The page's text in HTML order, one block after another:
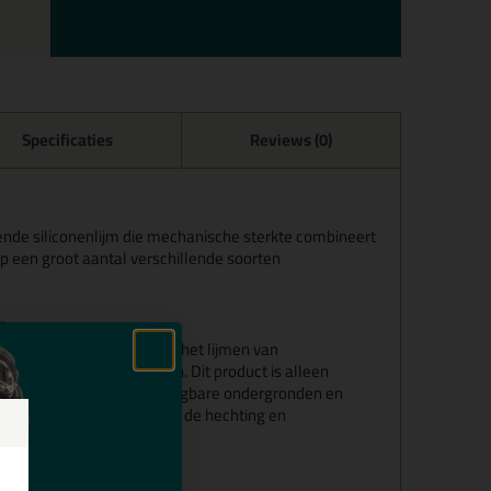
Specificaties Reviews (0)
siliconenlijm die mechanische sterkte combineert
een groot aantal verschillende soorten
beglazingskit, bij het lijmen van
industriële toepassingen. Dit product is alleen
altijd tests uit met gangbare ondergronden en
voor het vaststellen van de hechting en